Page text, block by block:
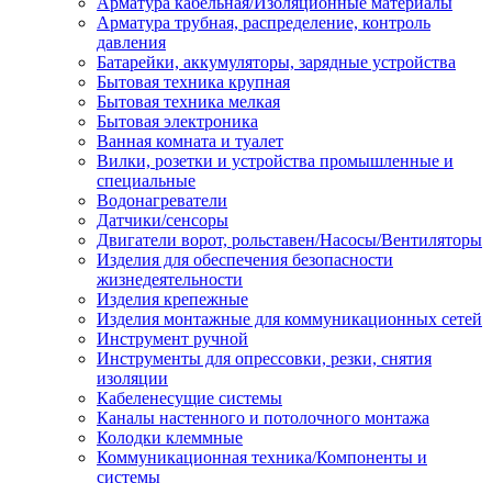
Арматура трубная, распределение, контроль
давления
Батарейки, аккумуляторы, зарядные устройства
Бытовая техника крупная
Бытовая техника мелкая
Бытовая электроника
Ванная комната и туалет
Вилки, розетки и устройства промышленные и
специальные
Водонагреватели
Датчики/сенсоры
Двигатели ворот, рольставен/Насосы/Вентиляторы
Изделия для обеспечения безопасности
жизнедеятельности
Изделия крепежные
Изделия монтажные для коммуникационных сетей
Инструмент ручной
Инструменты для опрессовки, резки, снятия
изоляции
Кабеленесущие системы
Каналы настенного и потолочного монтажа
Колодки клеммные
Коммуникационная техника/Компоненты и
системы